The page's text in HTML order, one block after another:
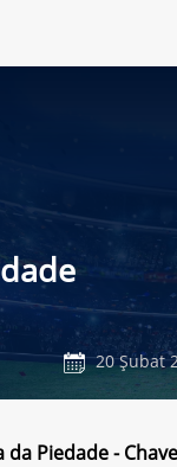
20 Şubat
da Piedade -